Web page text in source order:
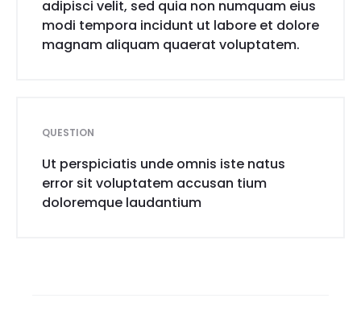
adipisci velit, sed quia non numquam eius
modi tempora incidunt ut labore et dolore
magnam aliquam quaerat voluptatem.
QUESTION
Ut perspiciatis unde omnis iste natus
error sit voluptatem accusan tium
doloremque laudantium